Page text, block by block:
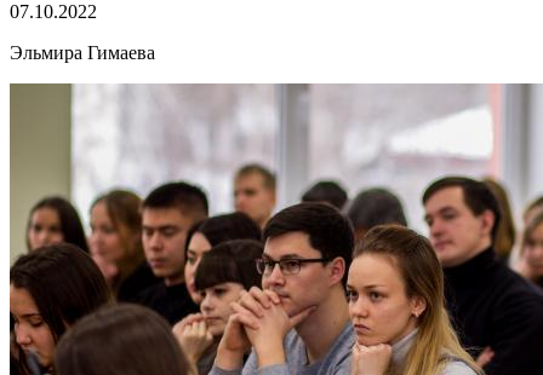
07.10.2022
Эльмира Гимаева